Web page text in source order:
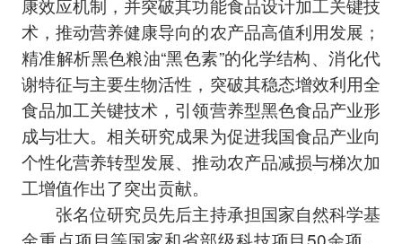
康效应机制，并突破其功能食品设计加工关键技
术，推动营养健康导向的农产品高值利用发展；
精准解析黑色粮油“黑色素”的化学结构、消化代
谢特征与主要生物活性，突破其稳态增效利用全
食品加工关键技术，引领营养型黑色食品产业形
成与壮大。相关研究成果为促进我国食品产业向
个性化营养转型发展、推动农产品减损与梯次加
工增值作出了突出贡献。
张名位研究员先后主持承担国家自然科学基